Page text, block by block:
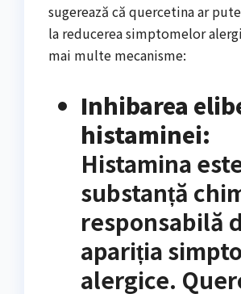
sugerează că quercetina ar
la reducerea simptomelor
mai multe mecanisme:
Inhibarea
histaminei:
Histamina
substanță
responsabilă
apariția
alergice.